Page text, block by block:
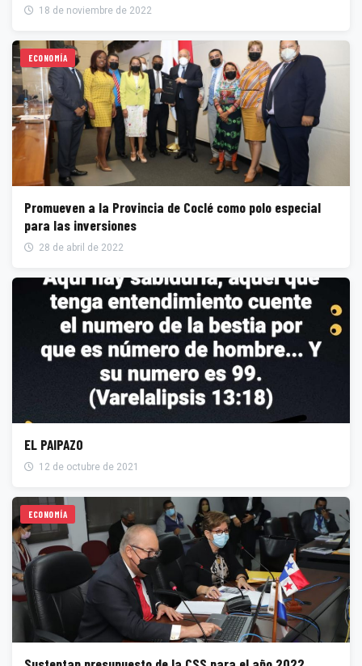
18 de noviembre de 2022
ECONOMÍA
Promueven a la Provincia de Coclé como polo especial
para las inversiones
28 de abril de 2022
EL PAIPAZO
12 de octubre de 2021
ECONOMÍA